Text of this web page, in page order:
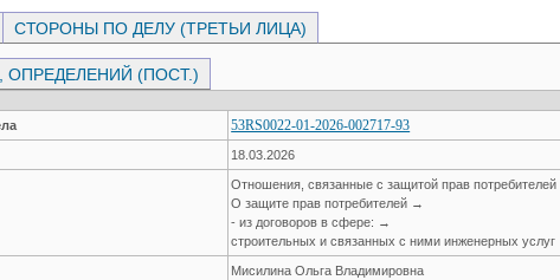
СТОРОНЫ ПО ДЕЛУ (ТРЕТЬИ ЛИЦА)
(ПОСТ.)
53RS0022-01-2026-002717-93
18.03.2026
Отношения, связанные с защитой прав
О защите прав потребителей →
- из договоров в сфере: →
строительных и связанных с ними инженерных услуг
Мисилина Ольга Владимировна